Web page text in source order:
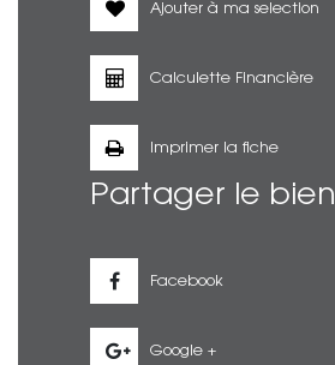
Ajouter à ma selection
Calculette Financière
Imprimer la fiche
Partager le bien
Facebook
Google +